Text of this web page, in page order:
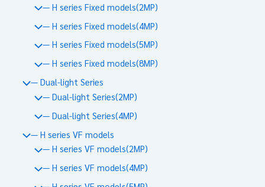
— H series Fixed models(2MP)
— H series Fixed models(4MP)
— H series Fixed models(5MP)
— H series Fixed models(8MP)
— Dual-light Series
— Dual-light Series(2MP)
— Dual-light Series(4MP)
— H series VF models
— H series VF models(2MP)
— H series VF models(4MP)